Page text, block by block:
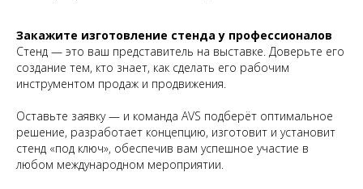
Закажите изготовление стенда у профессионалов
Стенд — это ваш представитель на выставке. Доверьте его
создание тем, кто знает, как сделать его рабочим
инструментом продаж и продвижения.
Оставьте заявку — и команда AVS подберёт оптимальное
решение, разработает концепцию, изготовит и установит
стенд «под ключ», обеспечив вам успешное участие в
любом международном мероприятии.